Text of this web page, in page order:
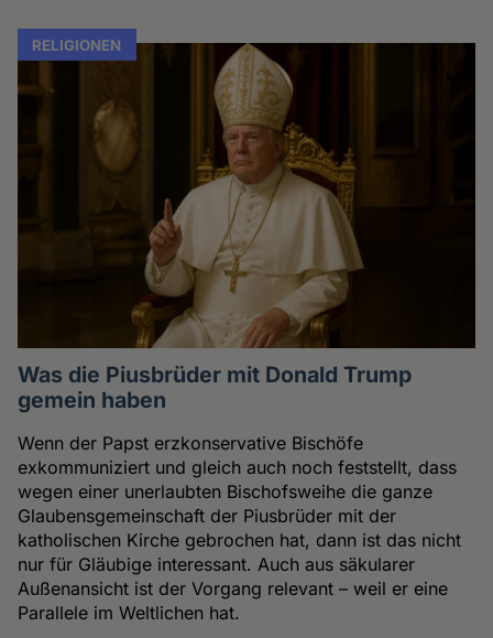
RELIGIONEN
Was die Piusbrüder mit Donald Trump
gemein haben
Wenn der Papst erzkonservative Bischöfe
exkommuniziert und gleich auch noch feststellt, dass
wegen einer unerlaubten Bischofsweihe die ganze
Glaubensgemeinschaft der Piusbrüder mit der
katholischen Kirche gebrochen hat, dann ist das nicht
nur für Gläubige interessant. Auch aus säkularer
Außenansicht ist der Vorgang relevant – weil er eine
Parallele im Weltlichen hat.